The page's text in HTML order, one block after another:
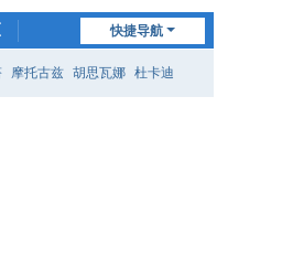
快捷导航
摩托古兹 胡思瓦娜 杜卡迪